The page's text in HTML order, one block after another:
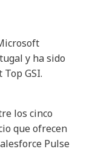
y ha sido
GSI.
los cinco
que ofrecen
Pulse